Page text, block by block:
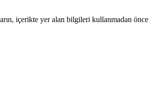
içerikte yer alan bilgileri kullanmadan önce